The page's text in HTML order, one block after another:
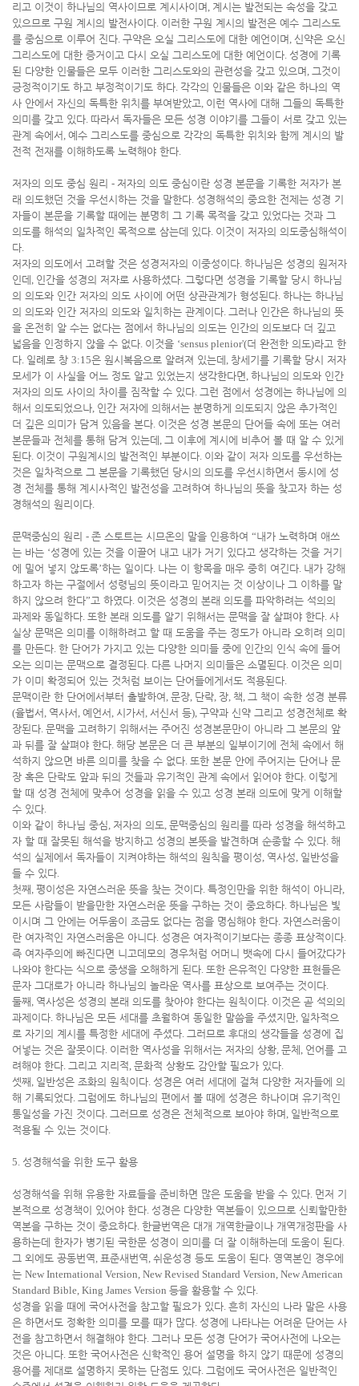
리고 이것이 하나님의 역사이므로 계시사이며 , 계시는 발전되는 속성을 갖고
있으므로 구원 계시의 발전사이다. 이러한 구원 계시의 발전은 예수 그리스도
를 중심으로 이루어 진다. 구약은 오실 그리스도에 대한 예언이며 , 신약은 오신
그리스도에 대한 증거이고 다시 오실 그리스도에 대한 예언이다. 성경에 기록
된 다양한 인물들은 모두 이러한 그리스도와의 관련성을 갖고 있으며 , 그것이
긍정적이기도 하고 부정적이기도 하다. 각각의 인물들은 이와 같은 하나의 역
사 안에서 자신의 독특한 위치를 부여받았고, 이런 역사에 대해 그들의 독특한
의미를 갖고 있다. 따라서 독자들은 모든 성경 이야기를 그들이 서로 갖고 있는
관계 속에서 , 예수 그리스도를 중심으로 각각의 독특한 위치와 함께 계시의 발
전적 전재를 이해하도록 노력해야 한다.
저자의 의도 중심 원리 - 저자의 의도 중심이란 성경 본문을 기록한 저자가 본
래 의도했던 것을 우선시하는 것을 말한다. 성경해석의 중요한 전제는 성경 기
자들이 본문을 기록할 때에는 분명히 그 기록 목적을 갖고 있었다는 것과 그
의도를 해석의 일차적인 목적으로 삼는데 있다. 이것이 저자의 의도중심해석이
다.
저자의 의도에서 고려할 것은 성경저자의 이중성이다. 하나님은 성경의 원저자
인데 , 인간을 성경의 저자로 사용하셨다. 그렇다면 성경을 기록할 당시 하나님
의 의도와 인간 저자의 의도 사이에 어떤 상관관계가 형성된다. 하나는 하나님
의 의도와 인간 저자의 의도와 일치하는 관계이다. 그러나 인간은 하나님의 뜻
을 온전히 알 수는 없다는 점에서 하나님의 의도는 인간의 의도보다 더 깊고
넓음을 인정하지 않을 수 없다. 이것을 ‘sensus plenior'(더 완전한 의도)라고 한
다. 일례로 창 3:15은 원시복음으로 알려져 있는데 , 창세기를 기록할 당시 저자
모세가 이 사실을 어느 정도 알고 있었는지 생각한다면, 하나님의 의도와 인간
저자의 의도 사이의 차이를 짐작할 수 있다. 그런 점에서 성경에는 하나님에 의
해서 의도되었으나, 인간 저자에 의해서는 분명하게 의도되지 않은 추가적인
더 깊은 의미가 담겨 있음을 본다. 이것은 성경 본문의 단어들 속에 또는 여러
본문들과 전체를 통해 담겨 있는데 , 그 이후에 계시에 비추어 볼 때 알 수 있게
된다. 이것이 구원계시의 발전적인 부분이다. 이와 같이 저자 의도를 우선하는
것은 일차적으로 그 본문을 기록했던 당시의 의도를 우선시하면서 동시에 성
경 전체를 통해 계시사적인 발전성을 고려하여 하나님의 뜻을 찾고자 하는 성
경해석의 원리이다.
문맥중심의 원리 - 존 스토트는 시므온의 말을 인용하여 “내가 노력하며 애쓰
는 바는 ‘성경에 있는 것을 이끌어 내고 내가 거기 있다고 생각하는 것을 거기
에 밀어 넣지 않도록’하는 일이다. 나는 이 항목을 매우 중히 여긴다. 내가 강해
하고자 하는 구절에서 성령님의 뜻이라고 믿어지는 것 이상이나 그 이하를 말
하지 않으려 한다”고 하였다. 이것은 성경의 본래 의도를 파악하려는 석의의
과제와 동일하다. 또한 본래 의도를 알기 위해서는 문맥을 잘 살펴야 한다. 사
실상 문맥은 의미를 이해하려고 할 때 도움을 주는 정도가 아니라 오히려 의미
를 만든다. 한 단어가 가지고 있는 다양한 의미들 중에 인간의 인식 속에 들어
오는 의미는 문맥으로 결정된다. 다른 나머지 의미들은 소멸된다. 이것은 의미
가 이미 확정되어 있는 것처럼 보이는 단어들에게서도 적용된다.
문맥이란 한 단어에서부터 출발하여 , 문장, 단락, 장, 책, 그 책이 속한 성경 분류
(율법서 , 역사서 , 예언서 , 시가서 , 서신서 등), 구약과 신약 그리고 성경전체로 확
장된다. 문맥을 고려하기 위해서는 주어진 성경본문만이 아니라 그 본문의 앞
과 뒤를 잘 살펴야 한다. 해당 본문은 더 큰 부분의 일부이기에 전체 속에서 해
석하지 않으면 바른 의미를 찾을 수 없다. 또한 본문 안에 주어지는 단어나 문
장 혹은 단락도 앞과 뒤의 것들과 유기적인 관계 속에서 읽어야 한다. 이렇게
할 때 성경 전체에 맞추어 성경을 읽을 수 있고 성경 본래 의도에 맞게 이해할
수 있다.
이와 같이 하나님 중심, 저자의 의도, 문맥중심의 원리를 따라 성경을 해석하고
자 할 때 잘못된 해석을 방지하고 성경의 본뜻을 발견하며 순종할 수 있다. 해
석의 실제에서 독자들이 지켜야하는 해석의 원칙을 평이성, 역사성, 일반성을
들 수 있다.
첫째 , 평이성은 자연스러운 뜻을 찾는 것이다. 특정인만을 위한 해석이 아니라,
모든 사람들이 받을만한 자연스러운 뜻을 구하는 것이 중요하다. 하나님은 빛
이시며 그 안에는 어두움이 조금도 없다는 점을 명심해야 한다. 자연스러움이
란 여자적인 자연스러움은 아니다. 성경은 여자적이기보다는 종종 표상적이다.
즉 여자주의에 빠진다면 니고데모의 경우처럼 어머니 뱃속에 다시 들어갔다가
나와야 한다는 식으로 중생을 오해하게 된다. 또한 은유적인 다양한 표현들은
문자 그대로가 아니라 하나님의 놀라운 역사를 표상으로 보여주는 것이다.
둘째 , 역사성은 성경의 본래 의도를 찾아야 한다는 원칙이다. 이것은 곧 석의의
과제이다. 하나님은 모든 세대를 초월하여 동일한 말씀을 주셨지만, 일차적으
로 자기의 계시를 특정한 세대에 주셨다. 그러므로 후대의 생각들을 성경에 집
어넣는 것은 잘못이다. 이러한 역사성을 위해서는 저자의 상황, 문체 , 언어를 고
려해야 한다. 그리고 지리적, 문화적 상황도 감안할 필요가 있다.
셋째 , 일반성은 조화의 원칙이다. 성경은 여러 세대에 걸쳐 다양한 저자들에 의
해 기록되었다. 그럼에도 하나님의 편에서 볼 때에 성경은 하나이며 유기적인
통일성을 가진 것이다. 그러므로 성경은 전체적으로 보아야 하며 , 일반적으로
적용될 수 있는 것이다.
5. 성경해석을 위한 도구 활용
성경해석을 위해 유용한 자료들을 준비하면 많은 도움을 받을 수 있다. 먼저 기
본적으로 성경책이 있어야 한다. 성경은 다양한 역본들이 있으므로 신뢰할만한
역본을 구하는 것이 중요하다. 한글번역은 대개 개역한글이나 개역개정판을 사
용하는데 한자가 병기된 국한문 성경이 의미를 더 잘 이해하는데 도움이 된다.
그 외에도 공동번역, 표준새번역, 쉬운성경 등도 도움이 된다. 영역본인 경우에
는 New International Version, New Revised Standard Version, New American
Standard Bible, King James Version 등을 활용할 수 있다.
성경을 읽을 때에 국어사전을 참고할 필요가 있다. 흔히 자신의 나라 말은 사용
은 하면서도 정확한 의미를 모를 때가 많다. 성경에 나타나는 어려운 단어는 사
전을 참고하면서 해결해야 한다. 그러나 모든 성경 단어가 국어사전에 나오는
것은 아니다. 또한 국어사전은 신학적인 용어 설명을 하지 않기 때문에 성경의
용어를 제대로 설명하지 못하는 단점도 있다. 그럼에도 국어사전은 일반적인